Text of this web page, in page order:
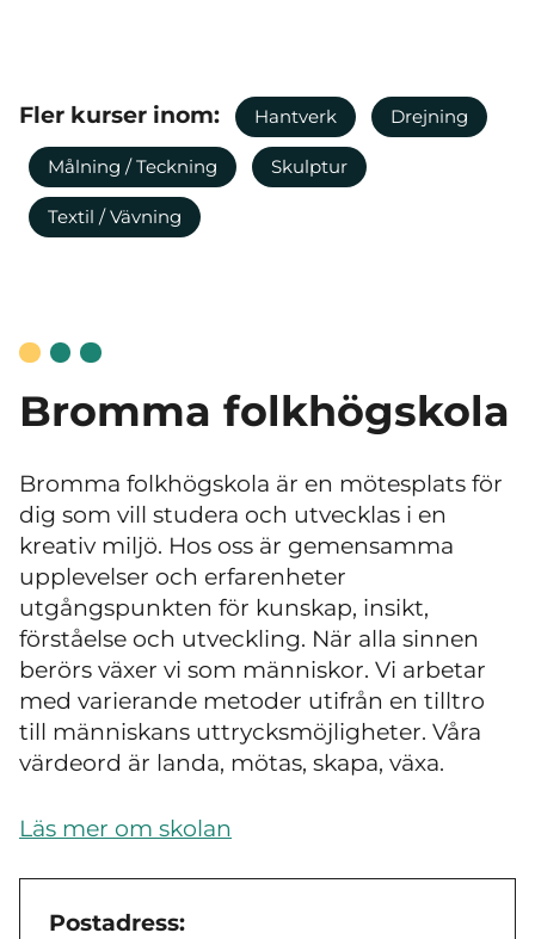
Fler kurser inom: Hantverk Drejning
Målning / Teckning Skulptur
Textil / Vävning
Bromma folkhögskola
Bromma folkhögskola är en mötesplats för
dig som vill studera och utvecklas i en
kreativ miljö. Hos oss är gemensamma
upplevelser och erfarenheter
utgångspunkten för kunskap, insikt,
förståelse och utveckling. När alla sinnen
berörs växer vi som människor. Vi arbetar
med varierande metoder utifrån en tilltro
till människans uttrycksmöjligheter. Våra
värdeord är landa, mötas, skapa, växa.
Läs mer om skolan
Postadress: